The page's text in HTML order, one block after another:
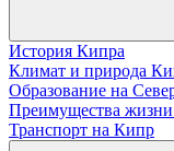
История Кипра
Климат и природа
Образование на
Преимущества
Транспорт на Кипр